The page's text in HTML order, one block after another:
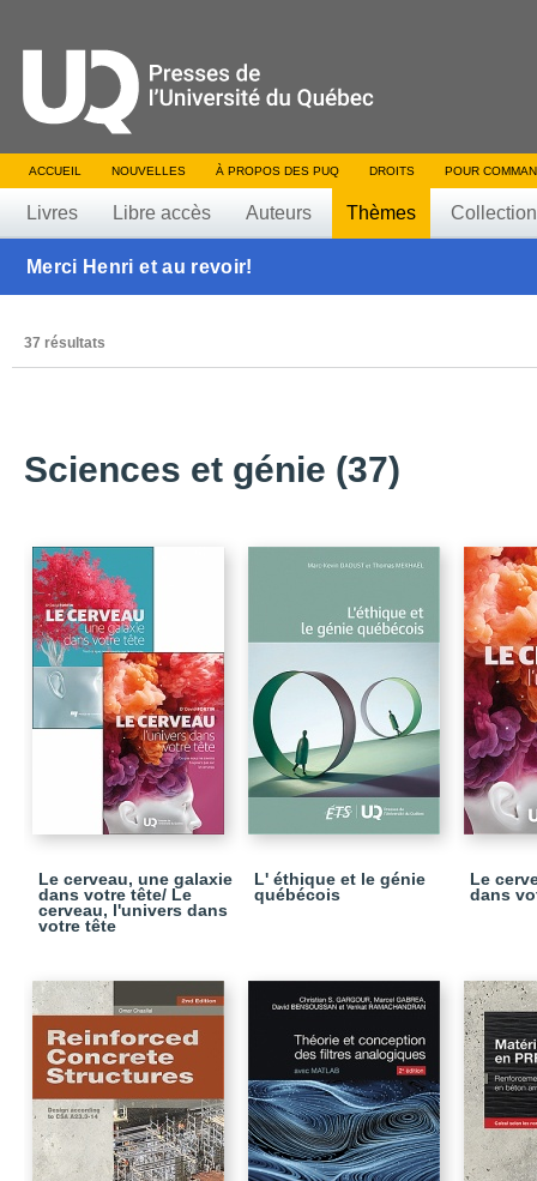
ACCUEIL NOUVELLES À PROPOS DES PUQ DROITS POUR
Livres Libre accès Auteurs Thèmes
Merci Henri et au revoir!
37 résultats
Sciences et génie (37)
Le cerveau, une galaxie
dans votre tête/ Le
cerveau, l'univers dans
votre tête
L' éthique et le génie
québécois
Le
dans